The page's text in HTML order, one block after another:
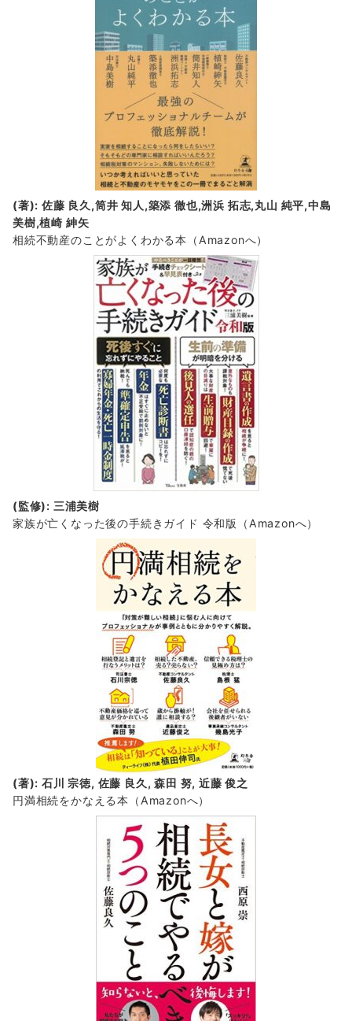
(著): 佐藤 良久,筒井 知人,築添 徹也,洲浜 拓志,丸山 純平,中島
美樹,植崎 紳矢
相続不動産のことがよくわかる本（Amazonへ）
(監修): 三浦美樹
家族が亡くなった後の手続きガイド 令和版（Amazonへ）
(著): 石川 宗徳, 佐藤 良久, 森田 努, 近藤 俊之
円満相続をかなえる本（Amazonへ）